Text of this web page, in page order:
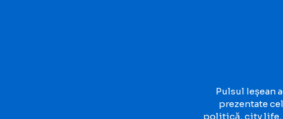
Pulsul Ieșean
prezentate
politică, city life,